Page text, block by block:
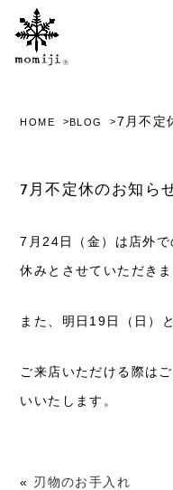
HOME BLOG 7月不定
7月不定休のお知ら
7月24日（金）は店外
休みとさせていただきま
また、明日19日（日）
ご来店いただける際は
いいたします。
« 刃物のお手入れ